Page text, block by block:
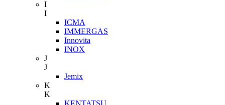
I
I
ICMA
IMMERGAS
Innovita
INOX
J
J
Jemix
K
K
KENTATSU